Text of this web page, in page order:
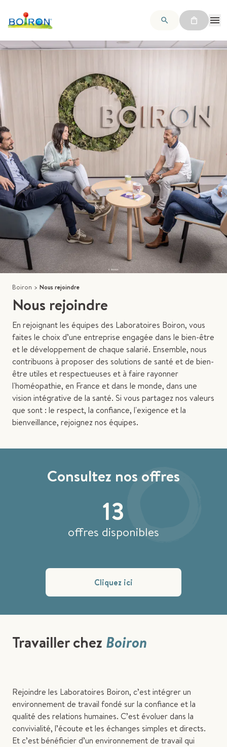
Boiron > Nous rejoindre
Nous rejoindre
En rejoignant les équipes des Laboratoires Boiron, vous
faites le choix d’une entreprise engagée dans le bien-être
et le développement de chaque salarié. Ensemble, nous
contribuons à proposer des solutions de santé et de bien-
être utiles et respectueuses et à faire rayonner
l'homéopathie, en France et dans le monde, dans une
vision intégrative de la santé. Si vous partagez nos valeurs
que sont : le respect, la confiance, l'exigence et la
bienveillance, rejoignez nos équipes.
Consultez nos offres
13
offres disponibles
Cliquez ici
Travailler chez Boiron
Rejoindre les Laboratoires Boiron, c’est intégrer un
environnement de travail fondé sur la confiance et la
qualité des relations humaines. C’est évoluer dans la
convivialité, l’écoute et les échanges simples et directs.
Et c’est bénéficier d’un environnement de travail qui